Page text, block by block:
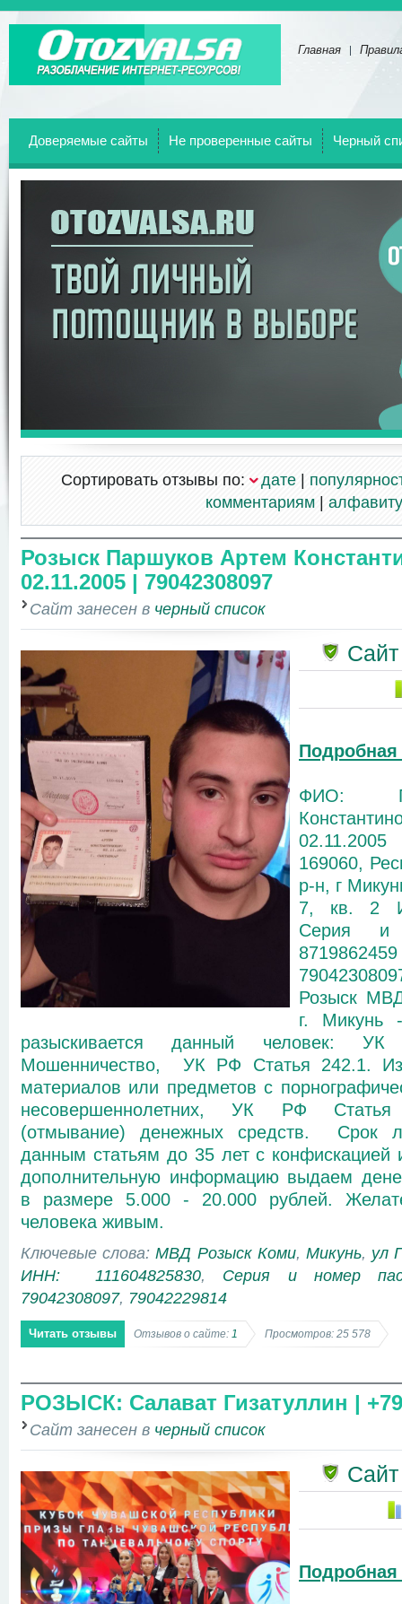
Главная
Доверяемые сайты Не проверенные сайты Черный
Сортировать отзывы по: дате|
комментариям| алфавиту
Розыск Паршуков Артем
02.11.2005 | 79042308097
Сайт занесен в черный список
ФИО:
169060,
р-н, г
7, кв. 2
Серия и
Розыск
г. Микунь
разыскивается данный человек:
Мошенничество, УК РФ Статья 242.1.
материалов или предметов с
несовершеннолетних, УК РФ
(отмывание) денежных средств. Срок
данным статьям до 35 лет с
дополнительную информацию выдаем
в размере 5.000 - 20.000 рублей.
человека живым.
Ключевые слова:МВД Розыск Коми, Микунь, ул
ИНН: 111604825830, Серия и номер
79042308097, 79042229814
Читать отзывы Отзывов о сайте: 1 Просмотров: 25 578
РОЗЫСК: Салават Гизатуллин |
Сайт занесен в черный список